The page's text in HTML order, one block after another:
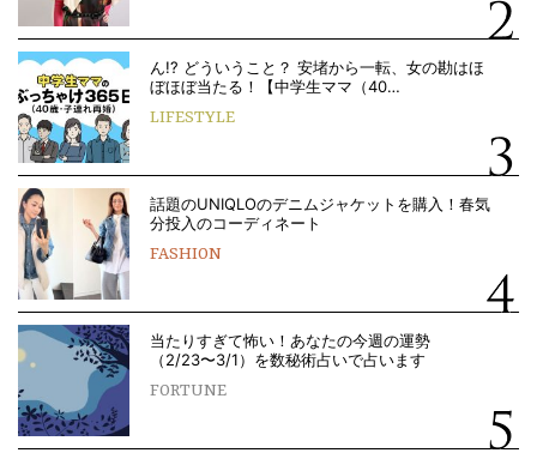
ん!? どういうこと？ 安堵から一転、女の勘はほ
ぼほぼ当たる！【中学生ママ（40…
LIFESTYLE
話題のUNIQLOのデニムジャケットを購入！春気
分投入のコーディネート
FASHION
当たりすぎて怖い！あなたの今週の運勢
（2/23〜3/1）を数秘術占いで占います
FORTUNE